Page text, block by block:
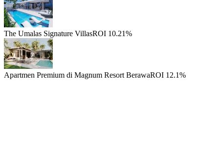
The Umalas Signature VillasROI 10.21%
Apartmen Premium di Magnum Resort BerawaROI 12.1%